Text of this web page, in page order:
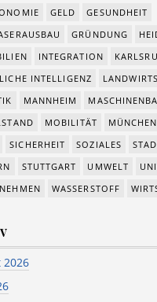
GELD
GESUNDHEIT
GRÜNDUNG
INTEGRATION
INTELLIGENZ
MANNHEIM
MOBILITÄT MÜNCHEN
SICHERHEIT SOZIALES
STUTTGART UMWELT
WASSERSTOFF
2026